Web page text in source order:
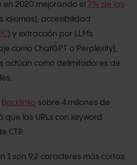
en 2020 mejorando el 7% de las
idiomas), accesibilidad
) y extracción por LLMs
como ChatGPT o Perplexity),
actúan como delimitadores de
Backlinko sobre 4 millones de
las URLs con keyword
CTR.
1 son 9,2 caracteres más cortas